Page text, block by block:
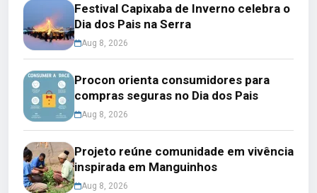
Festival Capixaba de Inverno celebra o
Dia dos Pais na Serra
Aug 8, 2026
Procon orienta consumidores para
compras seguras no Dia dos Pais
Aug 8, 2026
Projeto reúne comunidade em vivência
inspirada em Manguinhos
Aug 8, 2026